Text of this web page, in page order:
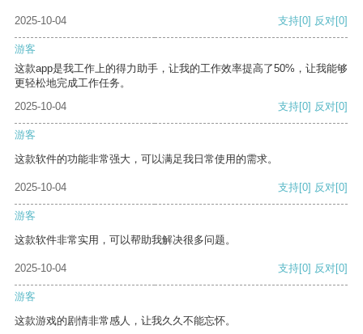
2025-10-04 支持[0] 反对[0]
游客
这款app是我工作上的得力助手，让我的工作效率提高了50%，让我能够
更轻松地完成工作任务。
2025-10-04
支持[0] 反对[0]
游客
这款软件的功能非常强大，可以满足我日常使用的需求。
2025-10-04 支持[0] 反对[0]
游客
这款软件非常实用，可以帮助我解决很多问题。
2025-10-04 支持[0] 反对[0]
游客
这款游戏的剧情非常感人，让我久久不能忘怀。